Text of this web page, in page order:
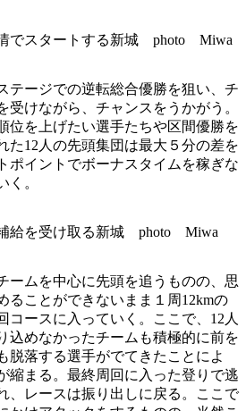
でスタートする新城 photo Miwa
テージでの逆転総合優勝を狙い、チ
受けながら、チャンスをうかがう。
位を上げたい選手たちや区間優勝を
た12人の先頭集団は最大５分の差を
ポイントでボーナスタイムを稼ぎな
く。
給を受け取る新城 photo Miwa
ームを中心に先頭を追うものの、思
ることができないまま１周12kmの
コースに入っていく。ここで、12人
込めなかったチームも積極的に前を
脱落する選手がでてきたことによ
縮まる。最終周回に入った登りで逃
、レースは振り出しに戻る。ここで